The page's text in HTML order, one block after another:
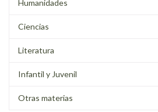
Humanidades
Ciencias
Literatura
Infantil y Juvenil
Otras materias